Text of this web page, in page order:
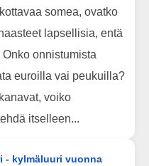
somea, ovatko
lapsellisia, entä
onnistumista
euroilla vai peukuilla?
voiko
itselleen...
- kylmäluuri vuonna